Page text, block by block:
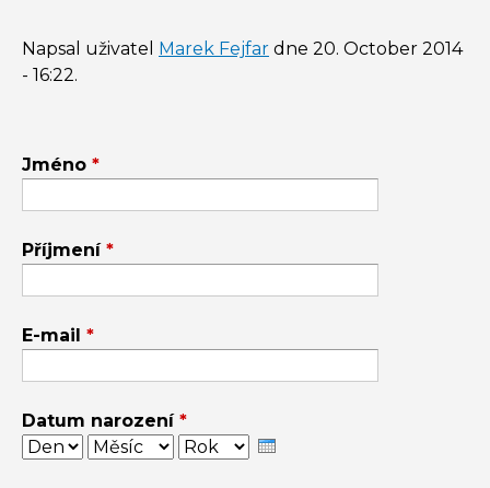
Napsal uživatel Marek Fejfar dne 20. October 2014
- 16:22.
Jméno *
Příjmení *
E-mail *
Datum narození *
Den
Měsíc Rok